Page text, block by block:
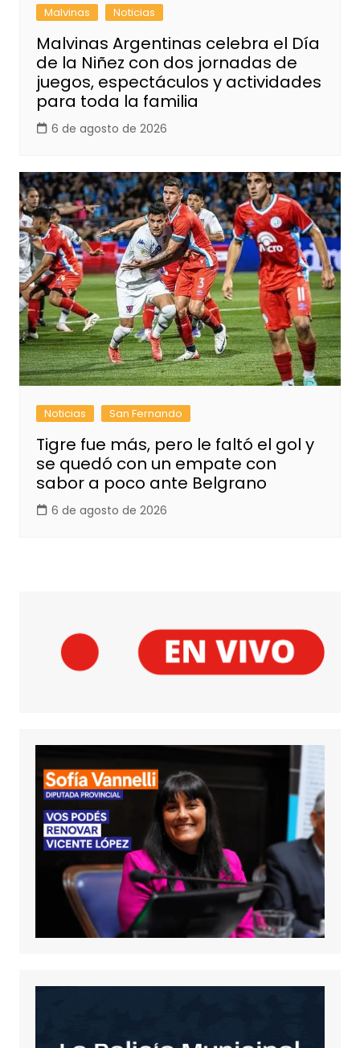
Malvinas Noticias
Malvinas Argentinas celebra el Día
de la Niñez con dos jornadas de
juegos, espectáculos y actividades
para toda la familia
6 de agosto de 2026
Noticias San Fernando
Tigre fue más, pero le faltó el gol y
se quedó con un empate con
sabor a poco ante Belgrano
6 de agosto de 2026